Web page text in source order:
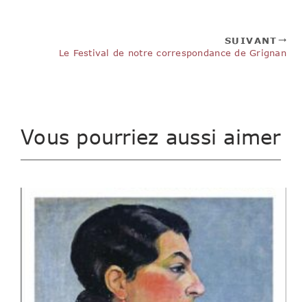
SUIVANT
Le Festival de notre correspondance de Grignan
Vous pourriez aussi aimer